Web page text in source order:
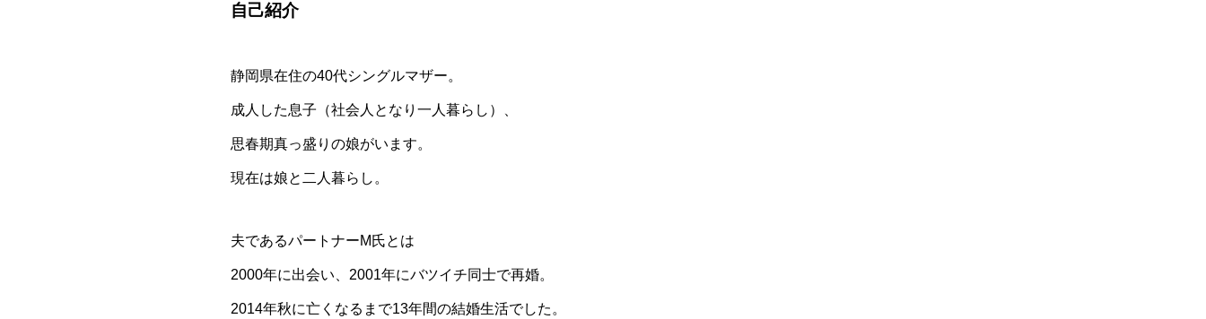
自己紹介
静岡県在住の40代シングルマザー。
成人した息子（社会人となり一人暮らし）、
思春期真っ盛りの娘がいます。
現在は娘と二人暮らし。
夫であるパートナーM氏とは
2000年に出会い、2001年にバツイチ同士で再婚。
2014年秋に亡くなるまで13年間の結婚生活でした。